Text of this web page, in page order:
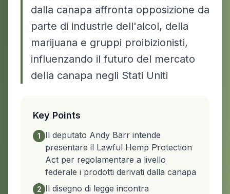
dalla canapa affronta opposizione da
parte di industrie dell'alcol, della
marijuana e gruppi proibizionisti,
influenzando il futuro del mercato
della canapa negli Stati Uniti
Key Points
1
Il deputato Andy Barr intende
presentare il Lawful Hemp Protection
Act per regolamentare a livello
federale i prodotti derivati dalla canapa
2 Il disegno di legge incontra